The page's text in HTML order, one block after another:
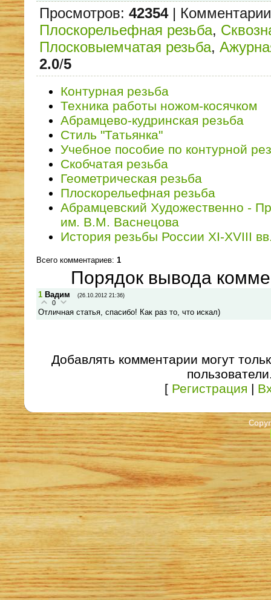
Просмотров: 42354| Комментарии
Плоскорельефная резьба,
Плосковыемчатая резьба,
2.0/5
Контурная резьба
Техника работы ножом-косячком
Абрамцево-кудринская резьба
Стиль "Татьянка"
Учебное пособие по контурной
Скобчатая резьба
Геометрическая резьба
Плоскорельефная резьба
Абрамцевский Художественно -
им. В.М. Васнецова
История резьбы России XI-XVIII
Всего комментариев: 1
Порядок вывода
1 Вадим (26.10.2012 21:36)
0
Отличная статья, спасибо! Как раз то, что искал)
Добавлять комментарии могут
[ Регистрация |